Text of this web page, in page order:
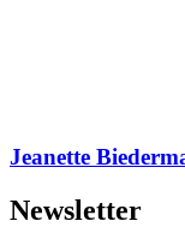
Jeanette
Newsletter